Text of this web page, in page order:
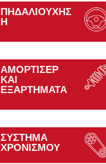
ΠΗΔΑΛΙΟΎΧΗΣ
Η
ΑΜΟΡΤΙΣΈΡ
ΚΑΙ
ΕΞΑΡΤΉΜΑΤΑ
ΣΎΣΤΗΜΑ
ΧΡΟΝΙΣΜΟΎ